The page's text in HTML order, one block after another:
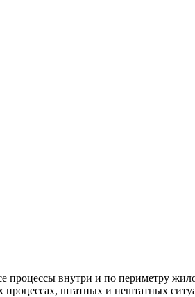
процессы внутри и по периметру
штатных и нештатных